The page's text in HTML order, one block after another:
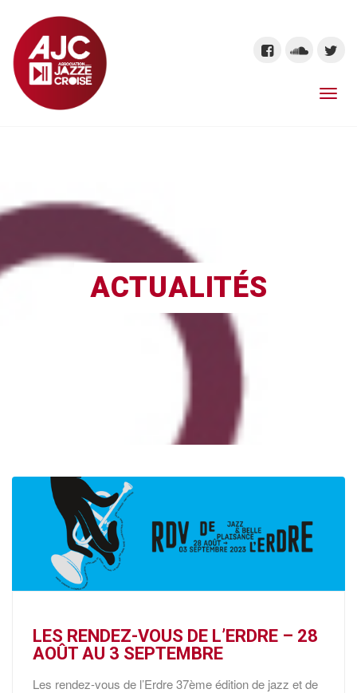
ACTUALITÉS
LES RENDEZ-VOUS DE L’ERDRE – 28
AOÛT AU 3 SEPTEMBRE
Les rendez-vous de l’Erdre 37ème édition de jazz et de